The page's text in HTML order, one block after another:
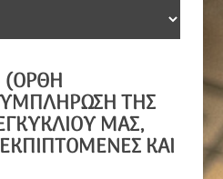
(ΟΡΘΗ
ΤΗΣ
ΜΑΣ,
ΚΑΙ